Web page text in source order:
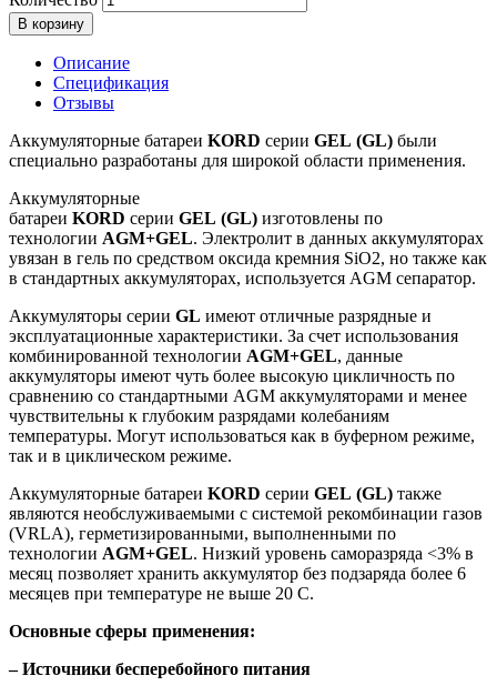
В корзину
Описание
Спецификация
Отзывы
Аккумуляторные батареи KORD серии GEL (GL) были
специально разработаны для широкой области применения.
Аккумуляторные
батареи KORD серии GEL (GL) изготовлены по
технологии AGM+GEL. Электролит в данных аккумуляторах
увязан в гель по средством оксида кремния SiO2, но также как
в стандартных аккумуляторах, используется AGM сепаратор.
Аккумуляторы серии GL имеют отличные разрядные и
эксплуатационные характеристики. За счет использования
комбинированной технологии AGM+GEL, данные
аккумуляторы имеют чуть более высокую цикличность по
сравнению со стандартными AGM аккумуляторами и менее
чувствительны к глубоким разрядами колебаниям
температуры. Могут использоваться как в буферном режиме,
так и в циклическом режиме.
Аккумуляторные батареи KORD серии GEL (GL) также
являются необслуживаемыми с системой рекомбинации газов
(VRLA), герметизированными, выполненными по
технологии AGM+GEL. Низкий уровень саморазряда <3% в
месяц позволяет хранить аккумулятор без подзаряда более 6
месяцев при температуре не выше 20 С.
Основные сферы применения:
– Источники бесперебойного питания